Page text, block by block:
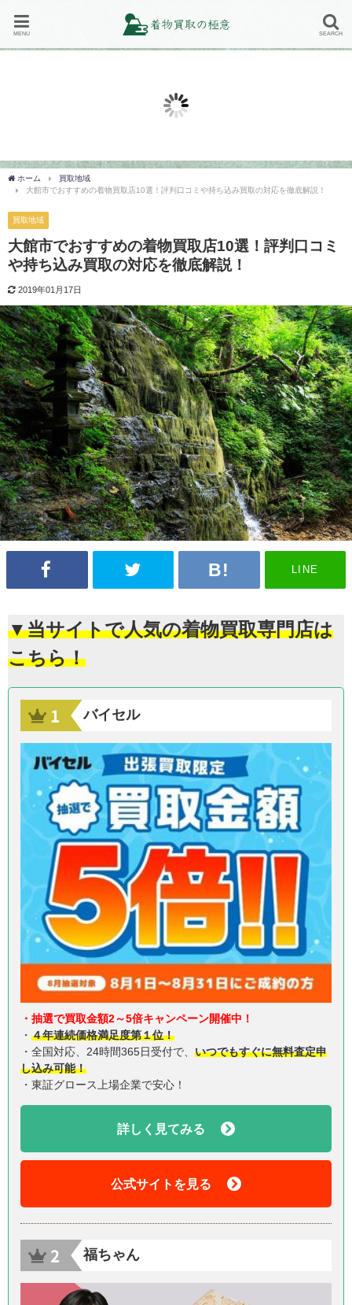
MENU SEARCH
2018年12月12日
ホーム
買取地域
大館市でおすすめの着物買取店10選！評判口コミや持ち込み買取の対応を徹底解説！
買取地域
大館市でおすすめの着物買取店10選！評判口コミ
や持ち込み買取の対応を徹底解説！
2019年01月17日
LINE
▼当サイトで人気の着物買取専門店は
こちら！
バイセル
・抽選で買取金額2～5倍キャンペーン開催中！
・ ４年連続価格満足度第１位！
・全国対応、24時間365日受付で、 いつでもすぐに無料査定申
し込み可能！
・東証グロース上場企業で安心！
詳しく見てみる
公式サイトを見る
福ちゃん